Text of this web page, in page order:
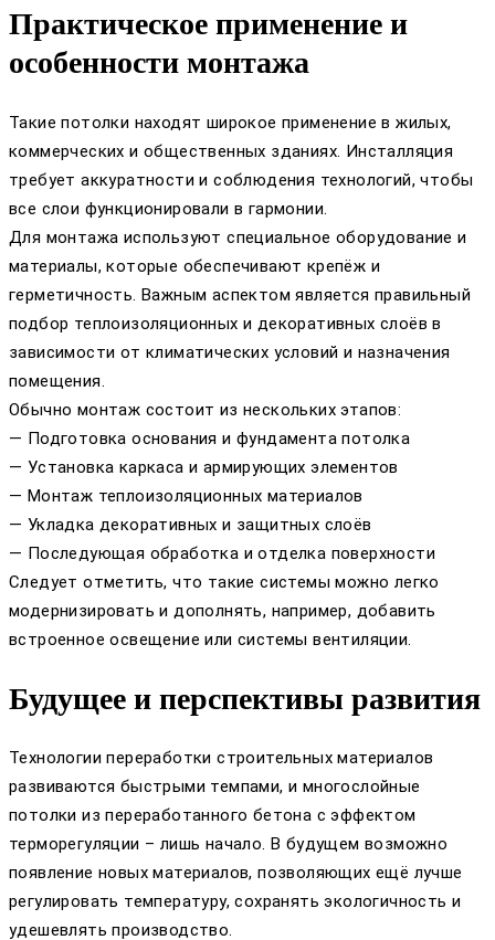
Практическое применение и
особенности монтажа
Такие потолки находят широкое применение в жилых,
коммерческих и общественных зданиях. Инсталляция
требует аккуратности и соблюдения технологий, чтобы
все слои функционировали в гармонии.
Для монтажа используют специальное оборудование и
материалы, которые обеспечивают крепёж и
герметичность. Важным аспектом является правильный
подбор теплоизоляционных и декоративных слоёв в
зависимости от климатических условий и назначения
помещения.
Обычно монтаж состоит из нескольких этапов:
— Подготовка основания и фундамента потолка
— Установка каркаса и армирующих элементов
— Монтаж теплоизоляционных материалов
— Укладка декоративных и защитных слоёв
— Последующая обработка и отделка поверхности
Следует отметить, что такие системы можно легко
модернизировать и дополнять, например, добавить
встроенное освещение или системы вентиляции.
Будущее и перспективы развития
Технологии переработки строительных материалов
развиваются быстрыми темпами, и многослойные
потолки из переработанного бетона с эффектом
терморегуляции – лишь начало. В будущем возможно
появление новых материалов, позволяющих ещё лучше
регулировать температуру, сохранять экологичность и
удешевлять производство.